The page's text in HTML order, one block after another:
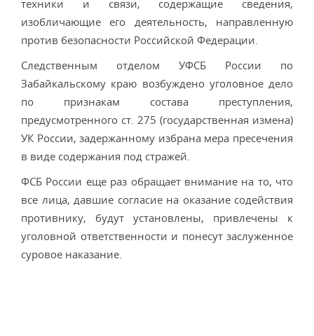
техники и связи, содержащие сведения,
изобличающие его деятельность, направленную
против безопасности Российской Федерации.
Следственным отделом УФСБ России по
Забайкальскому краю возбуждено уголовное дело
по признакам состава преступления,
предусмотренного ст. 275 (государственная измена)
УК России, задержанному избрана мера пресечения
в виде содержания под стражей.
ФСБ России еще раз обращает внимание на то, что
все лица, давшие согласие на оказание содействия
противнику, будут установлены, привлечены к
уголовной ответственности и понесут заслуженное
суровое наказание.